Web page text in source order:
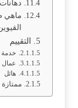
ماهي
التقييم
خدمة
عمال
هائل
ممتازة